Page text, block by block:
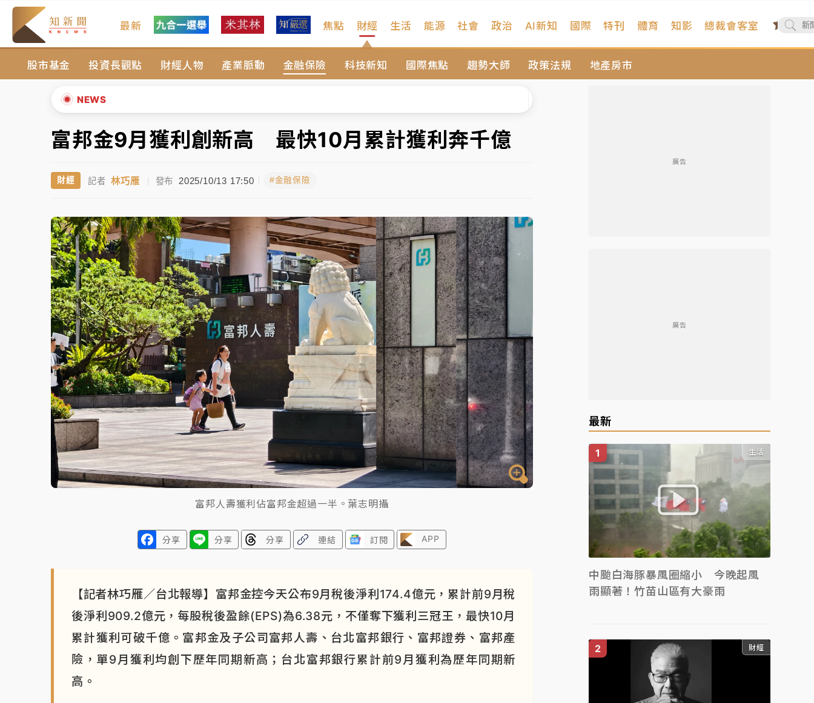
最新 焦點 財經
股市基金 投資長觀點 財經人物 產業脈動 金融保險 科技新知 國際焦點 趨勢大師 政策法規 地產房市
生活 能源 社會 政治 AI新知 國際 特刊 體育 知影 總裁會客室
NEWS
中颱白海豚進逼！台北喜來登圍籬傾倒砸傷人 民權西路鷹架倒塌壓2車
有片｜ 白海豚暴風圈逼近！新北淡水赫見龍捲風 榕樹連根拔起
中颱白海豚風雨來了！中部以北防豪雨 今晚、明天影響最劇烈
油價持續凍漲！ 中油宣布下周一汽柴油價格維持不變
有片｜ 白海豚暴風圈逼近！新北淡水赫見龍捲風 榕樹連根拔起
中颱白海豚風雨來了！中部以北防豪雨 今晚、明天影響最劇烈
白海豚逼近！北市水門只出不進 未移置車輛最高罰4800＋拖吊費
▲
富邦金9月獲利創新高 最快10月累計獲利奔千億
財經 記者 林巧雁 | 發布 2025/10/13 17:50 #金融保險
富邦人壽獲利佔富邦金超過一半。葉志明攝
分享 分享 分享 連結 訂閱 APP
【記者林巧雁／台北報導】富邦金控今天公布9月稅後淨利174.4億元，累計前9月稅
後淨利909.2億元，每股稅後盈餘(EPS)為6.38元，不僅奪下獲利三冠王，最快10月
累計獲利可破千億。富邦金及子公司富邦人壽、台北富邦銀行、富邦證券、富邦產
險，單9月獲利均創下歷年同期新高；台北富邦銀行累計前9月獲利為歷年同期新
高。
廣告
廣告
最新
生活
中颱白海豚暴風圈縮小 今晚起風
雨顯著！竹苗山區有大豪雨
財經